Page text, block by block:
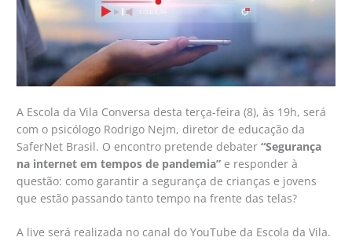
A Escola da Vila Conversa desta terça-feira (8), às 19h, será
com o psicólogo Rodrigo Nejm, diretor de educação da
SaferNet Brasil. O encontro pretende debater“Segurança
na internet em tempos de pandemia” e responder à
questão: como garantir a segurança de crianças e jovens
que estão passando tanto tempo na frente das telas?
A live será realizada no canal do YouTube da Escola da Vila.